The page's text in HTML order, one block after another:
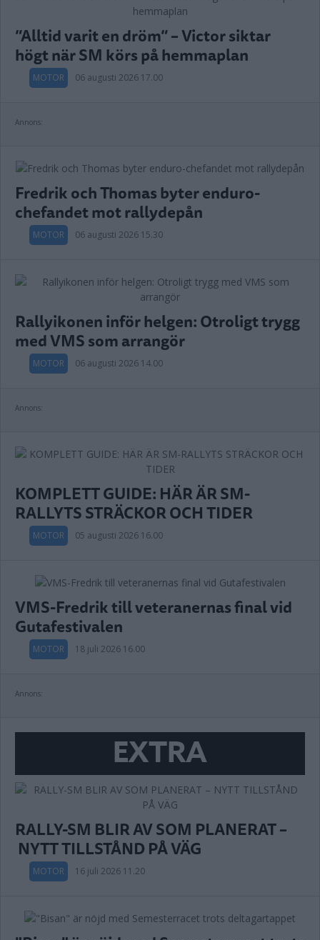
”Alltid varit en dröm” – Victor siktar
högt när SM körs på hemmaplan
MOTOR 06 augusti 2026 17.00
Annons:
Fredrik och Thomas byter enduro-
chefandet mot rallydepån
MOTOR 06 augusti 2026 15.30
Rallyikonen inför helgen: Otroligt trygg
med VMS som arrangör
MOTOR 06 augusti 2026 14.00
Annons:
KOMPLETT GUIDE: HÄR ÄR SM-
RALLYTS STRÄCKOR OCH TIDER
MOTOR 05 augusti 2026 16.00
VMS-Fredrik till veteranernas final vid
Gutafestivalen
MOTOR 18 juli 2026 16.00
Annons:
EXTRA
RALLY-SM BLIR AV SOM PLANERAT –
NYTT TILLSTÅND PÅ VÄG
MOTOR 16 juli 2026 11.20